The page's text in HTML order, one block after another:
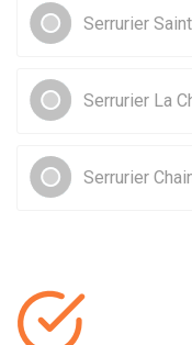
Serrurier
Serrurier La
Serrurier